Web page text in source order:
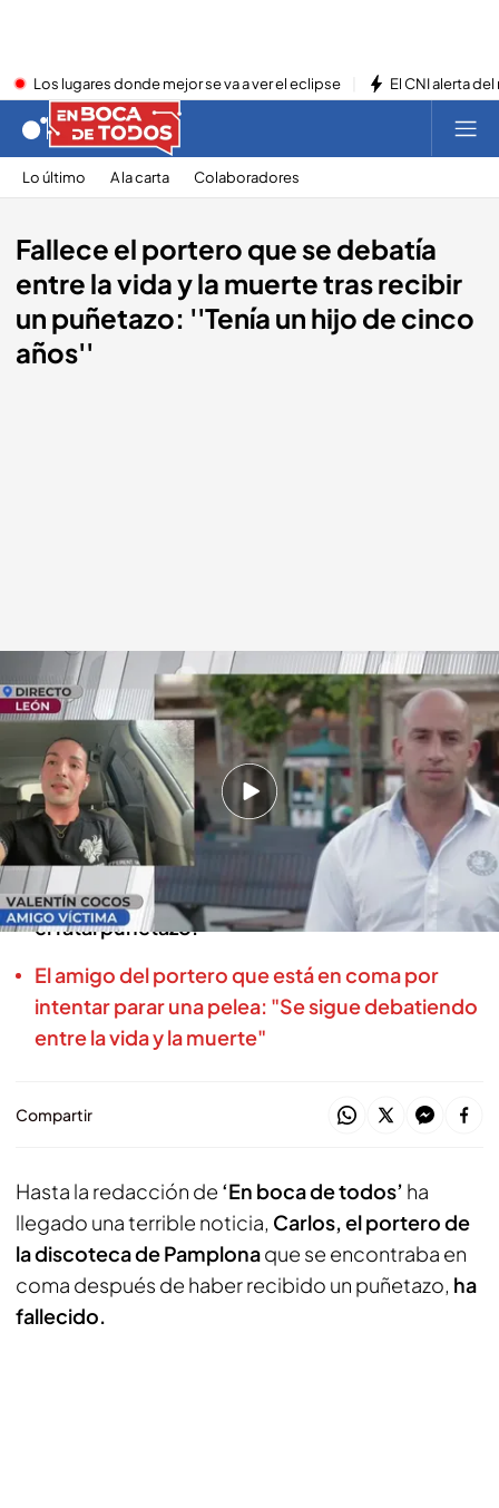
Los lugares donde mejor se va a ver el eclipse El CNI alerta
Lo último A la carta Colaboradores
Fallece el portero que se debatía
entre la vida y la muerte tras recibir
un puñetazo: ''Tenía un hijo de cinco
años''
Fallece el portero que se debatía entre la vida y la muerte tras recibir un
puñetazo
En boca de todos
30 NOV 2023 - 13:22h.
'En boca de todos' ha hablado en directo con
un amigo de la víctima, quien nos detalla todo
lo que ocurrió la noche en la que Carlos recibió
el fatal puñetazo.
El amigo del portero que está en coma por
intentar parar una pelea: "Se sigue debatiendo
entre la vida y la muerte"
Compartir
Hasta la redacción de ‘En boca de todos’ ha
llegado una terrible noticia, Carlos, el portero de
la discoteca de Pamplonaque se encontraba en
coma después de haber recibido un puñetazo, ha
fallecido.